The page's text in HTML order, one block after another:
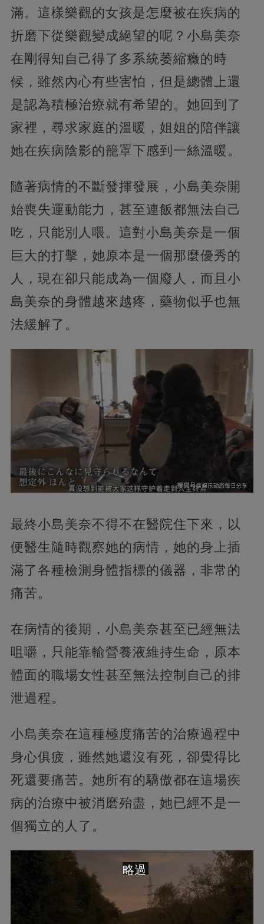
滿。這樣樂觀的女孩是怎麼被在疾病的
折磨下從樂觀變成絕望的呢？小島美奈
在剛得知自己得了多系統萎縮癥的時
候，雖然內心有些害怕，但是總體上還
是認為積極治療就有希望的。她回到了
家裡，尋求家庭的溫暖，姐姐的陪伴讓
她在疾病陰影的籠罩下感到一絲溫暖。
隨著病情的不斷發揮發展，小島美奈開
始喪失運動能力，甚至連飯都無法自己
吃，只能別人喂。這對小島美奈是一個
巨大的打擊，她原本是一個那麼優秀的
人，現在卻只能成為一個廢人，而且小
島美奈的身體越來越疼，藥物似乎也無
法緩解了。
最終小島美奈不得不在醫院住下來，以
便醫生隨時觀察她的病情，她的身上插
滿了各種檢測身體指標的儀器，非常的
痛苦。
在病情的後期，小島美奈甚至已經無法
咀嚼，只能靠輸營養液維持生命，原本
體面的職場女性甚至無法控制自己的排
泄過程。
小島美奈在這種極度痛苦的治療過程中
身心俱疲，雖然她還沒有死，卻覺得比
死還要痛苦。她所有的驕傲都在這場疾
病的治療中被消磨殆盡，她已經不是一
個獨立的人了。
略過